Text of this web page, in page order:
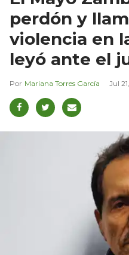
perdón y
violencia en
leyó ante el
Mariana Torres García Jul